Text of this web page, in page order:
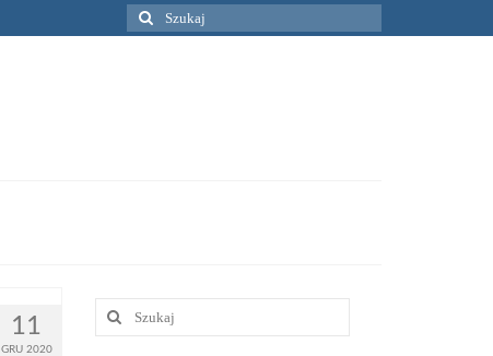
Szuklaj
w:
11
GRU 2020
Szuklaj